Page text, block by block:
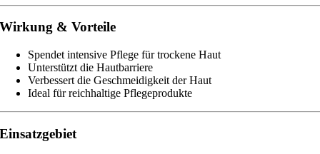
Wirkung & Vorteile
Spendet intensive Pflege für trockene Haut
Unterstützt die Hautbarriere
Verbessert die Geschmeidigkeit der Haut
Ideal für reichhaltige Pflegeprodukte
Einsatzgebiet